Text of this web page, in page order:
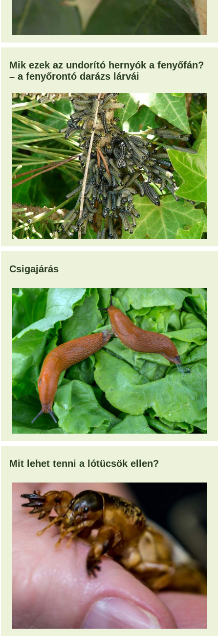
Mik ezek az undorító hernyók a fenyőfán?
– a fenyőrontó darázs lárvái
Csigajárás
Mit lehet tenni a lótücsök ellen?